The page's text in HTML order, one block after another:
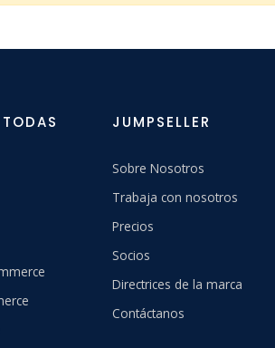
JUMPSELLER
Sobre Nosotros
Trabaja con nosotros
Precios
Socios
Directrices de la marca
Contáctanos